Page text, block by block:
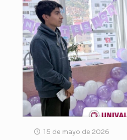
15 de mayo de 2026